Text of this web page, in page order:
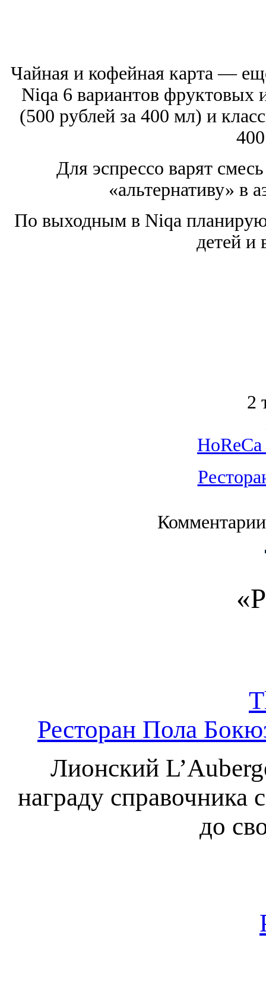
Чайная и кофейная карта —
Niqa 6 вариантов фруктовых
(500 рублей за 400 мл) и
Для эспрессо варят
«альтернативу» в
По выходным в Niqa
детей и
2
Ресторан Пола
Лионский
награду справочника
до